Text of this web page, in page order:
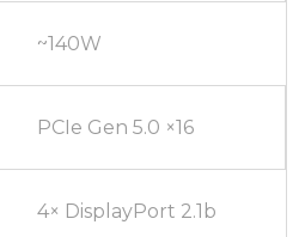
~140W
PCIe Gen 5.0 ×16
4× DisplayPort 2.1b